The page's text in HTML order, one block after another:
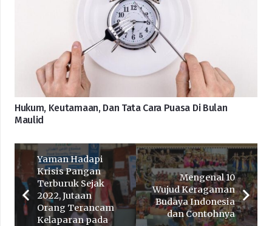
Hukum, Keutamaan, Dan Tata Cara Puasa Di Bulan
Maulid
Yaman Hadapi
Krisis Pangan
Terburuk Sejak
2022, Jutaan
Orang Terancam
Kelaparan pada
Mengenal 10
Wujud Keragaman
Budaya Indonesia
dan Contohnya